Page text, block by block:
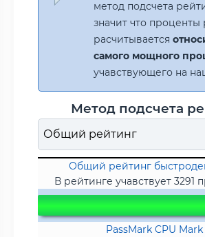
метод подсчета
значит что проценты
расчитывается
самого мощного
учавствующего на
Метод подсчета
Общий рейтинг
В рейтинге учавствует 3291
PassMark CPU Mark